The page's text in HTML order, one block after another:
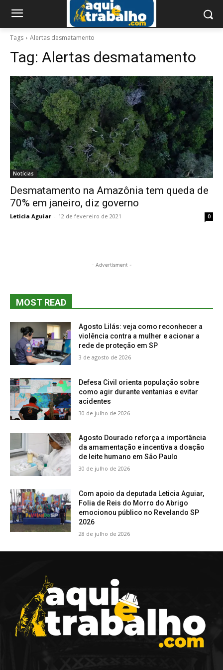
Tags Alertas desmatamento
Tag: Alertas desmatamento
Notícias
Desmatamento na Amazônia tem queda de
70% em janeiro, diz governo
Leticia Aguiar - 12 de fevereiro de 2021 0
- Advertisment -
MOST READ
Agosto Lilás: veja como reconhecer a
violência contra a mulher e acionar a
rede de proteção em SP
3 de agosto de 2026
Defesa Civil orienta população sobre
como agir durante ventanias e evitar
acidentes
30 de julho de 2026
Agosto Dourado reforça a importância
da amamentação e incentiva a doação
de leite humano em São Paulo
30 de julho de 2026
Com apoio da deputada Leticia Aguiar,
Folia de Reis do Morro do Abrigo
emocionou público no Revelando SP
2026
28 de julho de 2026